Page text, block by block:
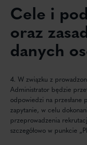
Cele i
oraz
danych
4. W związku z
Administrator będzie
odpowiedzi na
zapytanie, w celu
przeprowadzenia
szczegółowo w punkcie